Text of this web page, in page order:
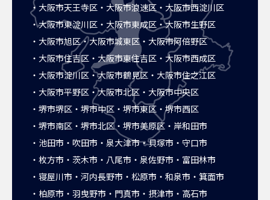
大阪市天王寺区
大阪市浪速区
大阪市西淀川区
大阪市東淀川区
大阪市東成区
大阪市生野区
大阪市旭区
大阪市城東区
大阪市阿倍野区
大阪市住吉区
大阪市東住吉区
大阪市西成区
大阪市淀川区
大阪市鶴見区
大阪市住之江区
大阪市平野区
大阪市北区
大阪市中央区
堺市堺区
堺市中区 堺市東区
堺市西区
堺市南区
堺市北区 堺市美原区
岸和田市
池田市
吹田市 泉大津市 貝塚市
守口市
枚方市
茨木市 八尾市 泉佐野市
富田林市
寝屋川市
河内長野市 松原市 和泉市
箕面市
柏原市
羽曳野市 門真市 摂津市
高石市